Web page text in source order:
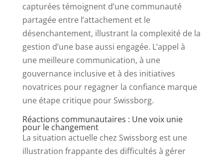
capturées témoignent d’une communauté
partagée entre l’attachement et le
désenchantement, illustrant la complexité de la
gestion d’une base aussi engagée. L’appel à
une meilleure communication, à une
gouvernance inclusive et à des initiatives
novatrices pour regagner la confiance marque
une étape critique pour Swissborg.
Réactions communautaires : Une voix unie
pour le changement
La situation actuelle chez Swissborg est une
illustration frappante des difficultés à gérer